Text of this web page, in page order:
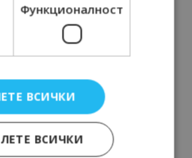
2026 11:22
от…”: Перник – град на
културата и вдъхновяващите...
Функционалност
ВСИЧКИ
ВСИЧКИ